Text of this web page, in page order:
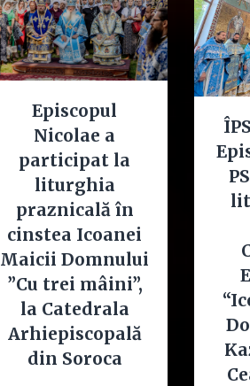
Episcopul
Nicolae a
participat la
liturghia
praznicală în
cinstea Icoanei
Maicii Domnului
”Cu trei mâini”,
la Catedrala
Arhiepiscopală
din Soroca